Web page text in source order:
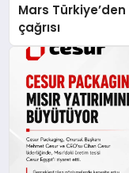
Mars
çağrısı